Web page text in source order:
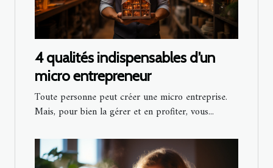
4 qualités indispensables d’un
micro entrepreneur
Toute personne peut créer une micro entreprise.
Mais, pour bien la gérer et en profiter, vous...